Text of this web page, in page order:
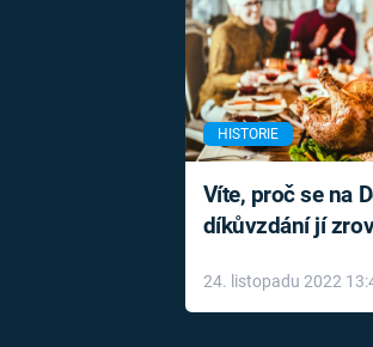
HISTORIE
Víte, proč se na
díkůvzdání jí
24. listopadu 2022